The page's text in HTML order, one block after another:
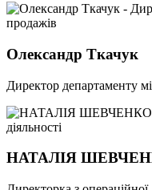
Олександр Ткачук
Директор департаменту
НАТАЛІЯ